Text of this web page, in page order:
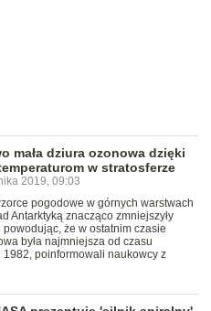
mała dziura ozonowa dzięki
w stratosferze
2019, 09:03
pogodowe w górnych warstwach
Antarktyką znacząco zmniejszyły
powodując, że w ostatnim czasie
była najmniejsza od czasu
poinformowali naukowcy z